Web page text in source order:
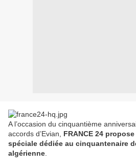
A l’occasion du cinquantième
accords d’Evian, FRANCE 24
spéciale dédiée au cinquantenaire
algérienne